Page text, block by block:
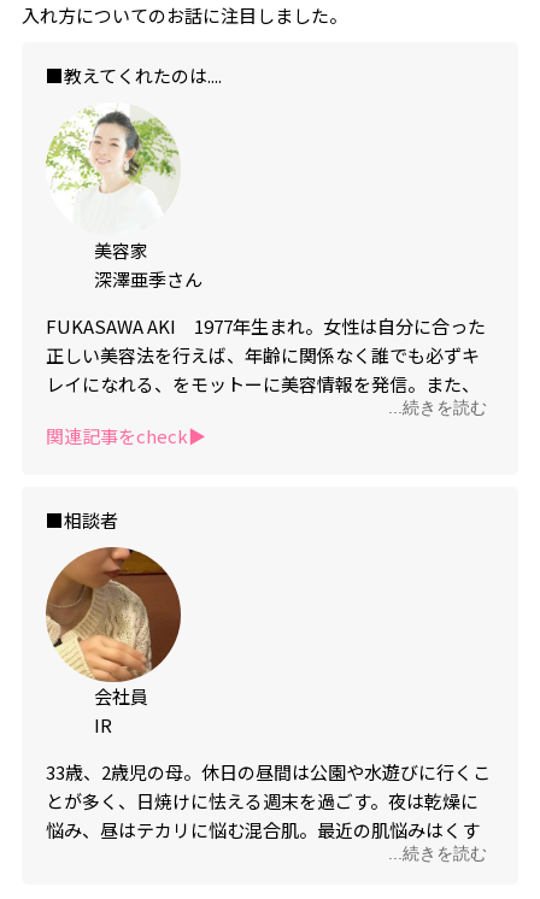
入れ方についてのお話に注目しました。
■教えてくれたのは....
美容家
深澤亜季さん
FUKASAWA AKI 1977年生まれ。女性は自分に合った
正しい美容法を行えば、年齢に関係なく誰でも必ずキ
レイになれる、をモットーに美容情報を発信。また、
誰もが自分らしいキレイと幸福感が高まる、独自のメ
ソッド“ルンルンビューティー”を提唱。ビューティー
る、がセオリー。
Instagram：lunlunaki
...続きを読む
関連記事をcheck▶︎
■相談者
会社員
IR
33歳、2歳児の母。休日の昼間は公園や水遊びに行くこ
とが多く、日焼けに怯える週末を過ごす。夜は乾燥に
悩み、昼はテカリに悩む混合肌。最近の肌悩みはくす
...続きを読む